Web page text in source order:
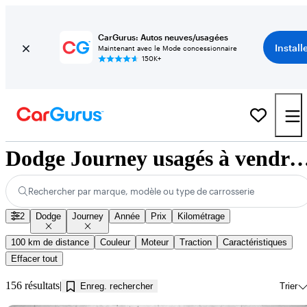
CarGurus: Autos neuves/usagées
Maintenant avec le Mode concessionnaire
150K+
Dodge Journey usagés à
Rechercher par marque, modèle ou type de carrosserie
2 Dodge Journey Année Prix Kilométrage
100 km de distance Couleur Moteur Traction
Caractéristiques
Effacer tout
156 résultats Enreg. rechercher Trier